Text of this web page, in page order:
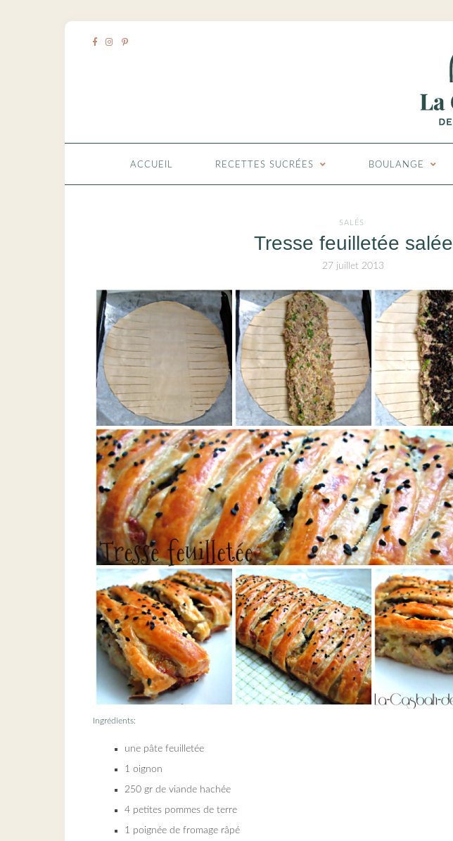
ACCUEIL RECETTES SUCRÉES BOULANGE
SALÉS
Tresse feuilletée salée
27 juillet 2013
Ingrédients:
une pâte feuilletée
1 oignon
250 gr de viande hachée
4 petites pommes de terre
1 poignée de fromage râpé